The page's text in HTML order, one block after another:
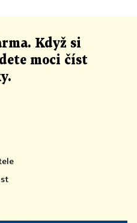
Když si
moci číst
.